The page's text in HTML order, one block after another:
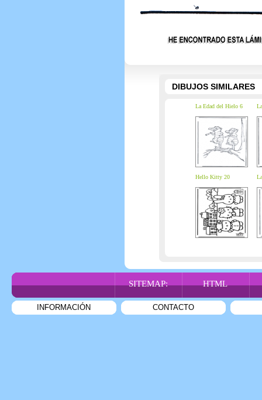
DIBUJOS SIMILARES
La Edad del Hielo 6
Hello Kitty 20
SITEMAP: HTML
INFORMACIÓN CONTACTO